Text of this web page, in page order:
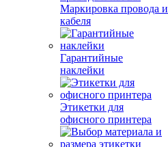
Маркировка провода и
кабеля
Гарантийные
наклейки
Этикетки для
офисного принтера